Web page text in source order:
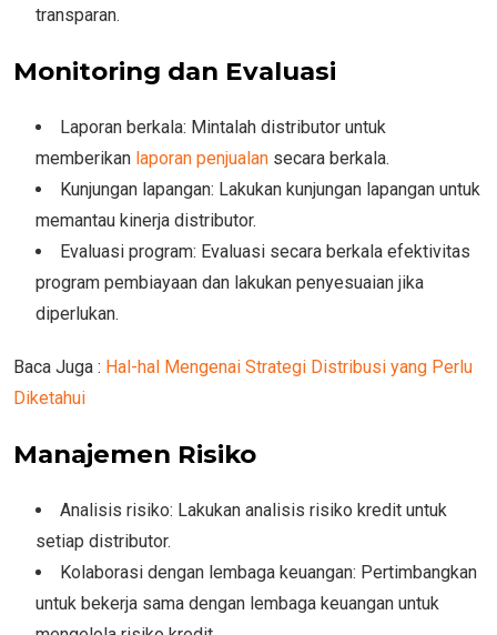
transparan.
Monitoring dan Evaluasi
Laporan berkala: Mintalah distributor untuk
memberikan laporan penjualan secara berkala.
Kunjungan lapangan: Lakukan kunjungan lapangan untuk
memantau kinerja distributor.
Evaluasi program: Evaluasi secara berkala efektivitas
program pembiayaan dan lakukan penyesuaian jika
diperlukan.
Baca Juga : Hal-hal Mengenai Strategi Distribusi yang Perlu
Diketahui
Manajemen Risiko
Analisis risiko: Lakukan analisis risiko kredit untuk
setiap distributor.
Kolaborasi dengan lembaga keuangan: Pertimbangkan
untuk bekerja sama dengan lembaga keuangan untuk